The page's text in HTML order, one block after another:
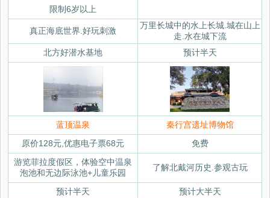
限制6岁以上
真正海底世界.好玩刺激
万里长城中的水上长城.城在山上
走.水在城下流
北方好潜水基地
预计半天
蓝顶温泉
秦行宫遗址博物馆
原价128元,优惠电子票68元
免费
游览菲拉度假区，体验空中温泉
泡池和无边际泳池+儿童乐园
了解北戴河历史.参观古玩
预计半天 预计大半天